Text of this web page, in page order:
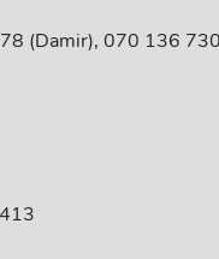
(Damir), 070 136